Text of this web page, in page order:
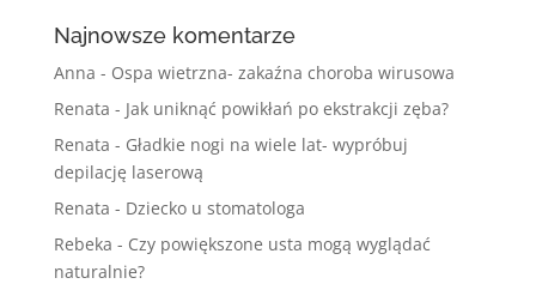
Najnowsze komentarze
Anna - Ospa wietrzna- zakaźna choroba wirusowa
Renata - Jak uniknąć powikłań po ekstrakcji zęba?
Renata - Gładkie nogi na wiele lat- wypróbuj
depilację laserową
Renata - Dziecko u stomatologa
Rebeka - Czy powiększone usta mogą wyglądać
naturalnie?